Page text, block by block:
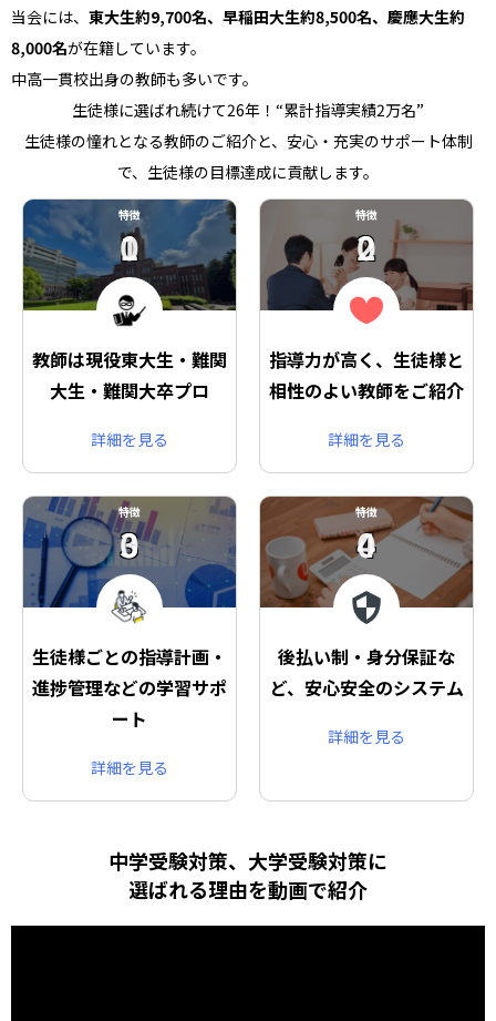
当会には、 東大生約9,700名、早稲田大生約8,500名、慶應大生約
8,000名が在籍しています。
中高一貫校出身の教師も多いです。
生徒様に選ばれ続けて26年！“累計指導実績2万名”
生徒様の憧れとなる教師のご紹介と、安心・充実のサポート体制
で、生徒様の目標達成に貢献します。
特徴
01
教師は現役東大生・難関
大生・難関大卒プロ
詳細を見る
特徴
02
指導力が高く、生徒様と
相性のよい教師をご紹介
詳細を見る
特徴
03
生徒様ごとの指導計画・
進捗管理などの学習サポ
ート
詳細を見る
特徴
04
後払い制・身分保証な
ど、安心安全のシステム
詳細を見る
中学受験対策、大学受験対策に
選ばれる理由を動画で紹介